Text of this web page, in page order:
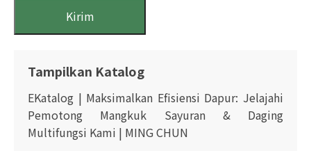
Tampilkan Katalog
EKatalog | Maksimalkan Efisiensi Dapur: Jelajahi
Pemotong Mangkuk Sayuran & Daging
Multifungsi Kami | MING CHUN